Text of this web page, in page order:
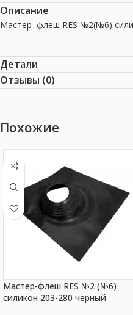
Описание
Мастер–флеш RES №2(№6)
Детали
Отзывы (0)
Похожие
Мастер-флеш RES №2 (№6)
силикон 203-280 черный